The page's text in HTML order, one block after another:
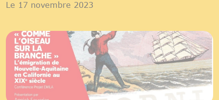
Le 17 novembre 2023